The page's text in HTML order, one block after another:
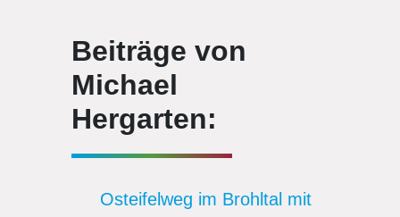
Beiträge von
Michael
Hergarten:
Osteifelweg im Brohltal mit